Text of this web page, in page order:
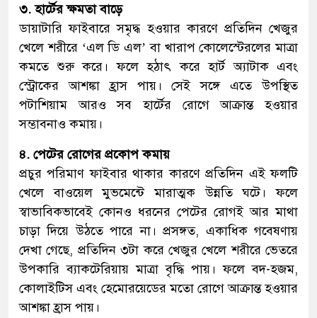
৩. হার্টের ক্ষমতা বাড়ে
ডায়াটারি ফাইবারে সমৃদ্ধ হওয়ার কারণে প্রতিদিন খেজুর
খেলে শরীরে ‘এল ডি এল’ বা খারাপ কোলেস্টেরলের মাত্রা
কমতে শুরু করে। ফলে হঠাৎ করে হার্ট অ্যাটাক এবং
স্ট্রোকের আশঙ্কা হ্রাস পায়। সেই সঙ্গে এতে উপস্থিত
পটাশিয়াম আরও সব হার্টের রোগে আক্রান্ত হওয়ার
সম্ভাবনাও কমায়।
৪. পেটের রোগের প্রকোপ কমায়
প্রচুর পরিমাণ ফাইবার থাকার কারণে প্রতিদিন এই ফলটি
খেলে বাওয়েল মুভমেন্টে মারাত্মক উন্নতি ঘটে। ফলে
স্বাভাবিকভাবেই কোনও ধরনের পেটের রোগই আর মাথা
চাড়া দিয়ে উঠতে পারে না। প্রসঙ্গত, একাধিক গবেষণায়
দেখা গেছে, প্রতিদিন ৩টা করে খেজুর খেলে শরীরে ভেতরে
উপকারি ব্যাকটেরিয়ায় মাত্রা বৃদ্ধি পায়। ফলে বদ-হজম,
কোলাইটিস এবং হেমোরয়েডের মতো রোগে আক্রান্ত হওয়ার
আশঙ্কা হ্রাস পায়।